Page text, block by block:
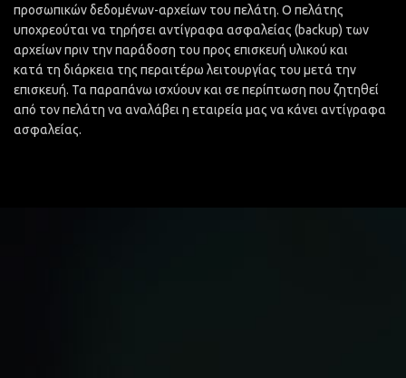
προσωπικών δεδομένων-αρχείων του πελάτη. Ο πελάτης
υποχρεούται να τηρήσει αντίγραφα ασφαλείας (backup) των
αρχείων πριν την παράδοση του προς επισκευή υλικού και
κατά τη διάρκεια της περαιτέρω λειτουργίας του μετά την
επισκευή. Τα παραπάνω ισχύουν και σε περίπτωση που ζητηθεί
από τον πελάτη να αναλάβει η εταιρεία μας να κάνει αντίγραφα
ασφαλείας.